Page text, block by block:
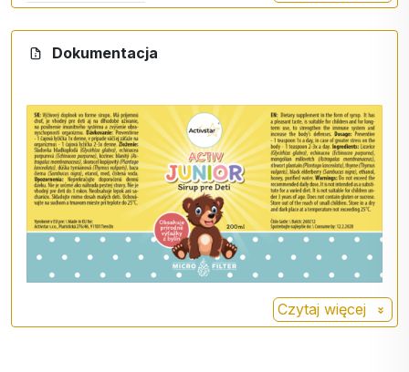
purpurea
purpurea) - ekstrakt z korzenia
zawiera głównie
polisacharydy, glikoproteiny,
alkaminy, olejki eteryczne i
flawonoidy.
Krzewiasta
trawa
Kozieradka pospolita (Astragalus
membranaceus) jest tradycyjnie
stosowana w celu wzmocnienia
układu odpornościowego.
Dokumentacja
Czytaj więcej